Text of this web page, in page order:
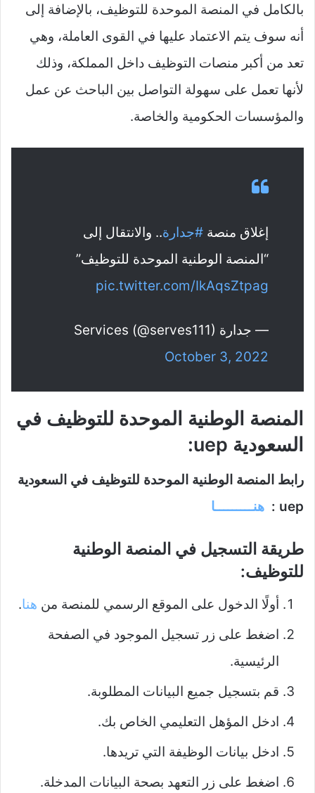
بالكامل في المنصة الموحدة للتوظيف، بالإضافة إلى
أنه سوف يتم الاعتماد عليها في القوى العاملة، وهي
تعد من أكبر منصات التوظيف داخل المملكة، وذلك
لأنها تعمل على سهولة التواصل بين الباحث عن عمل
والمؤسسات الحكومية والخاصة.
إغلاق منصة #جدارة.. والانتقال إلى
“المنصة الوطنية الموحدة للتوظيف”
pic.twitter.com/IkAqsZtpag
— جدارة Services (@serves111)
October 3, 2022
المنصة الوطنية الموحدة للتوظيف في
السعودية uep:
رابط المنصة الوطنية الموحدة للتوظيف في السعودية
uep :
هنـــــــــا
طريقة التسجيل في المنصة الوطنية
للتوظيف:
أولًا الدخول على الموقع الرسمي للمنصة من هنا.
اضغط على زر تسجيل الموجود في الصفحة
الرئيسية.
قم بتسجيل جميع البيانات المطلوبة.
ادخل المؤهل التعليمي الخاص بك.
ادخل بيانات الوظيفة التي تريدها.
اضغط على زر التعهد بصحة البيانات المدخلة.